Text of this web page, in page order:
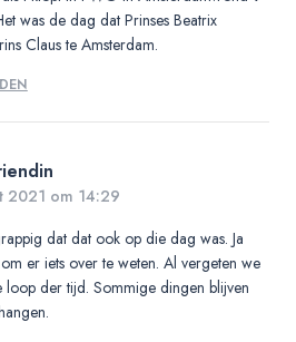
was de dag dat Prinses Beatrix
Claus te Amsterdam.
2021 om 14:29
dat dat ook op die dag was. Ja
er iets over te weten. Al vergeten we
loop der tijd. Sommige dingen blijven